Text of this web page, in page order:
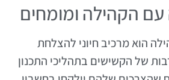
עם הקהילה ומומחים
הוא מרכיב חיוני להצלחת
של הקשישים בתהליכי התכנון